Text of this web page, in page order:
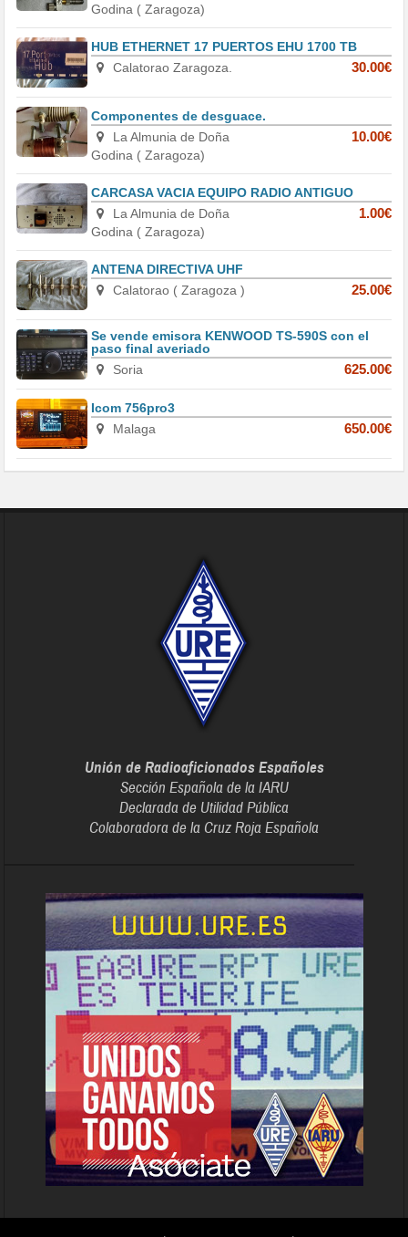
Godina ( Zaragoza)
HUB ETHERNET 17 PUERTOS EHU 1700 TB
Calatorao Zaragoza.
30.00€
Componentes de desguace.
La Almunia de Doña
Godina ( Zaragoza)
10.00€
CARCASA VACIA EQUIPO RADIO ANTIGUO
La Almunia de Doña
Godina ( Zaragoza)
1.00€
ANTENA DIRECTIVA UHF
Calatorao ( Zaragoza )
25.00€
Se vende emisora KENWOOD TS-590S con el
paso final averiado
Soria
625.00€
Icom 756pro3
Malaga
650.00€
Unión de Radioaficionados Españoles
Sección Española de la IARU
Declarada de Utilidad Pública
Colaboradora de la Cruz Roja Española